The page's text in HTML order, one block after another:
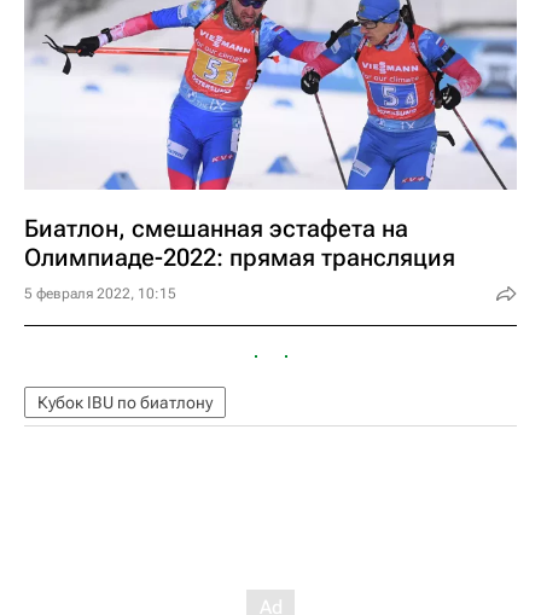
Биатлон, смешанная эстафета на
Олимпиаде-2022: прямая трансляция
5 февраля 2022, 10:15
Кубок IBU по биатлону